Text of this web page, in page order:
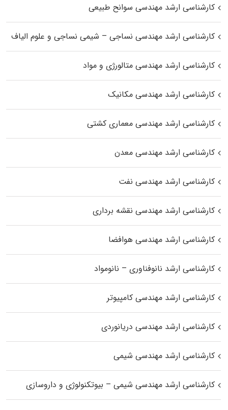
کارشناسی ارشد مهندسی سوانح طبیعی
کارشناسی ارشد مهندسی نساجی – شیمی نساجی و علوم الیاف
کارشناسی ارشد مهندسی متالورژی و مواد
کارشناسی ارشد مهندسی مکانیک
کارشناسی ارشد مهندسی معماری کشتی
کارشناسی ارشد مهندسی معدن
کارشناسی ارشد مهندسی نفت
کارشناسی ارشد مهندسی نقشه برداری
کارشناسی ارشد مهندسی هوافضا
کارشناسی ارشد نانوفناوری – نانومواد
کارشناسی ارشد مهندسی کامپیوتر
کارشناسی ارشد مهندسی دریانوردی
کارشناسی ارشد مهندسی شیمی
کارشناسی ارشد مهندسی شیمی – بیوتکنولوژی و داروسازی